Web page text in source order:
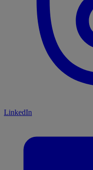
LinkedIn